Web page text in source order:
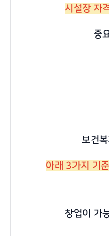
시설장 자
중
보건
아래 3가지 기
창업이 가